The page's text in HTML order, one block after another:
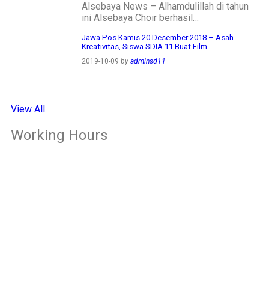
Alsebaya News – Alhamdulillah di tahun
ini Alsebaya Choir berhasil…
Jawa Pos Kamis 20 Desember 2018 – Asah
Kreativitas, Siswa SDIA 11 Buat Film
2019-10-09 by adminsd11
View All
Working Hours